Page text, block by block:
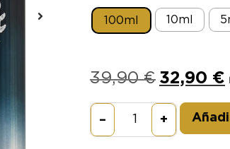
100ml 10ml
39,90€ 32,90 €
– +